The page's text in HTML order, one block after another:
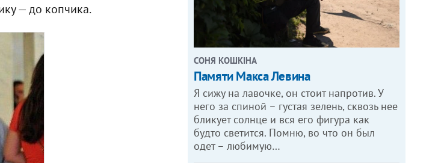
— до копчика.
СОНЯ КОШКІНА
Памяти Макса Левина
Я сижу на лавочке, он стоит напротив. У
него за спиной – густая зелень, сквозь нее
бликует солнце и вся его фигура как
будто светится. Помню, во что он был
одет – любимую…